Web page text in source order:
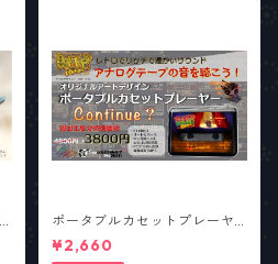
ポータブルカセットプレーヤ
ー「Continue?」／アナログ
サウンド・リターンズ
¥2,660